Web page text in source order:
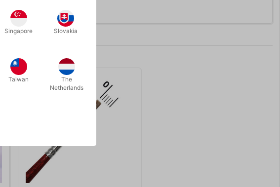
Singapore Slovakia
Taiwan
The
Netherlands